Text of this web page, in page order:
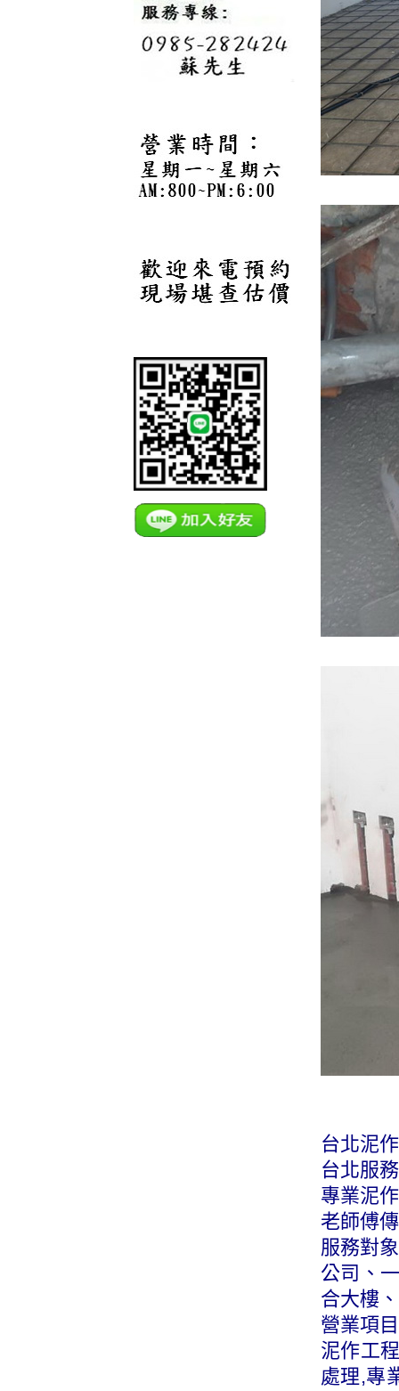
台北泥
台北服
專業泥
老師傅
服務對
公司、
合大樓
營業項
泥作工
處理,專